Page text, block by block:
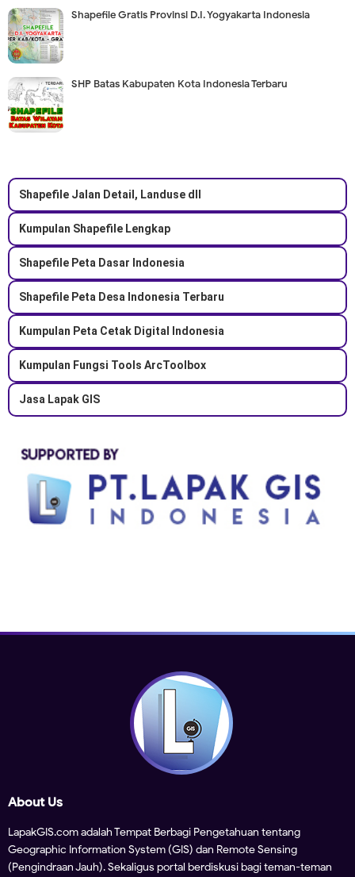
Shapefile Gratis Provinsi D.I. Yogyakarta Indonesia
SHP Batas Kabupaten Kota Indonesia Terbaru
Shapefile Jalan Detail, Landuse dll
Kumpulan Shapefile Lengkap
Shapefile Peta Dasar Indonesia
Shapefile Peta Desa Indonesia Terbaru
Kumpulan Peta Cetak Digital Indonesia
Kumpulan Fungsi Tools ArcToolbox
Jasa Lapak GIS
About Us
LapakGIS.com adalah Tempat Berbagi Pengetahuan tentang
Geographic Information System (GIS) dan Remote Sensing
(Pengindraan Jauh). Sekaligus portal berdiskusi bagi teman-teman